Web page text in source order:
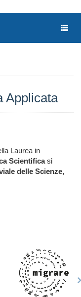
Applicata
Laurea in
Scientificasi
delle Scienze,